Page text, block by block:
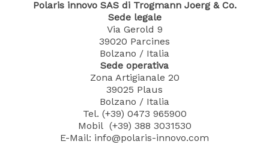
Polaris innovo SAS di Trogmann Joerg & Co.
Sede legale
Via Gerold 9
39020 Parcines
Bolzano / Italia
Sede operativa
Zona Artigianale 20
39025 Plaus
Bolzano / Italia
Tel. (+39) 0473 965900
Mobil (+39) 388 3031530
E-Mail: info@polaris-innovo.com